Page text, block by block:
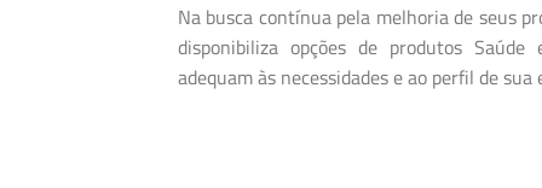
Na busca contínua pela melhoria de seus
disponibiliza opções de produtos
adequam às necessidades e ao perfil de sua